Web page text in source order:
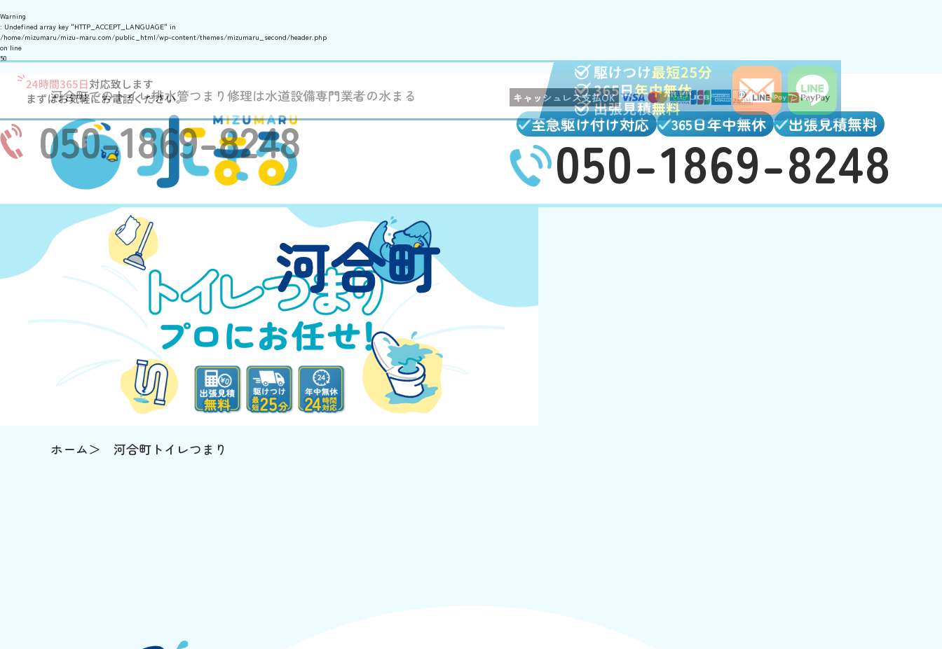
Warning
: Undefined array key "HTTP_ACCEPT_LANGUAGE" in
/home/mizumaru/mizu-maru.com/public_html/wp-content/themes/mizumaru_second/header.php
on line
50
河合町でのトイレ排水管つまり修理は水道設備専門業者の水まる キャッシュレス支払OK
至急駆け付け対応 365日年中無休 出張見積無料
050-1869-8248
河合町
ホーム 河合町トイレつまり
050-1869-8248